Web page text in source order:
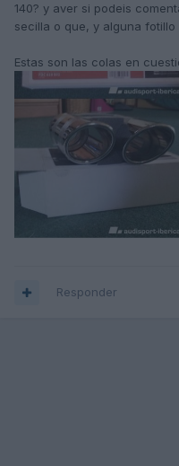
140? y aver si podeis
secilla o que, y alguna fotillo
Estas son las colas en
Responder